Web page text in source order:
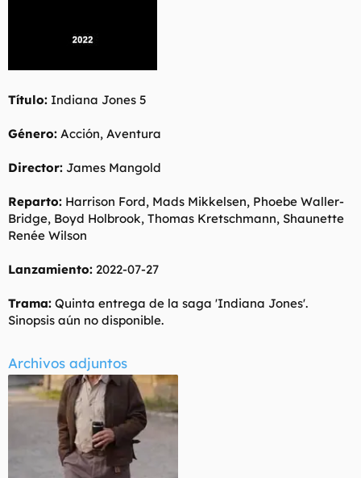
Título: Indiana Jones 5
Género: Acción, Aventura
Director: James Mangold
Reparto: Harrison Ford, Mads Mikkelsen, Phoebe Waller-
Bridge, Boyd Holbrook, Thomas Kretschmann, Shaunette
Renée Wilson
Lanzamiento: 2022-07-27
Trama: Quinta entrega de la saga 'Indiana Jones'.
Sinopsis aún no disponible.
Archivos adjuntos